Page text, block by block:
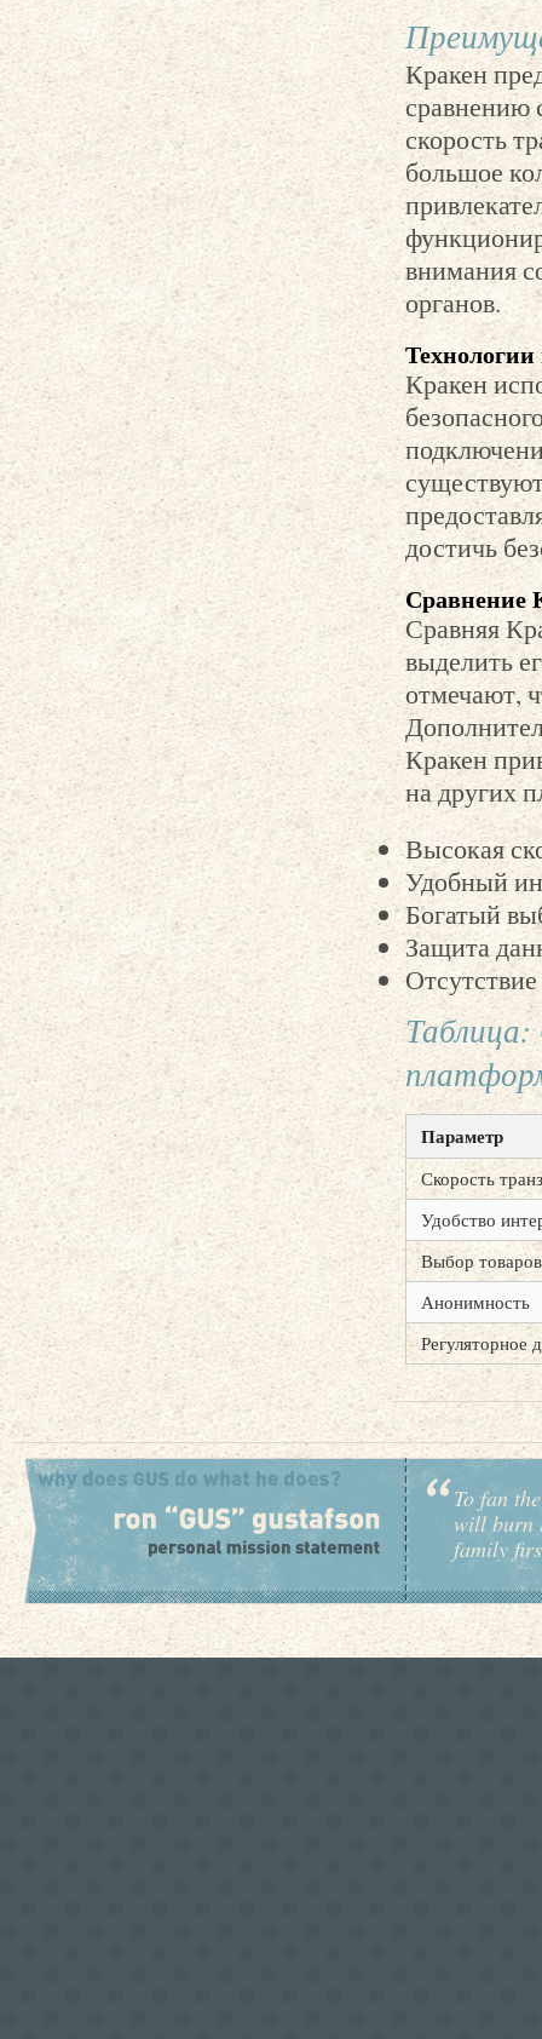
Кракен
сравнению
скорость
большое
внимания
органов.
Технологии
Кракен
достичь
Сравнение
Сравняя
выделить
отмечают,
Кракен
на других
Высокая
Удобный
Богатый
Защита
Параметр
Скорость
Удобство
Выбор товаров
Анонимность
Регуляторное
To fan
will burn
family